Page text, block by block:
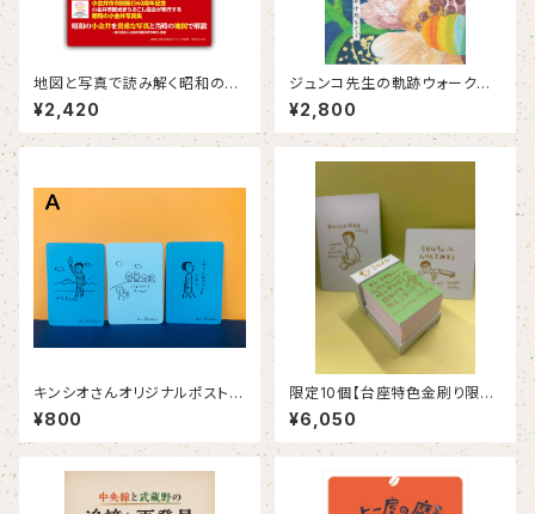
地図と写真で読み解く昭和の小
金井
¥2,420
ジュンコ先生の軌跡ウォークイ
ンライフ-Absolute happines
s sound-
¥2,800
キンシオさんオリジナルポストカ
ード 3枚セット（4種類）
¥800
限定10個【台座特色金刷り限定
版】キン・シオタニ PRESENTS
ムリしないけど時にがんばる日
めくりカレンダー2026
¥6,050